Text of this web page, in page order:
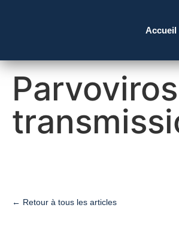
Accueil
← Retour à tous les articles